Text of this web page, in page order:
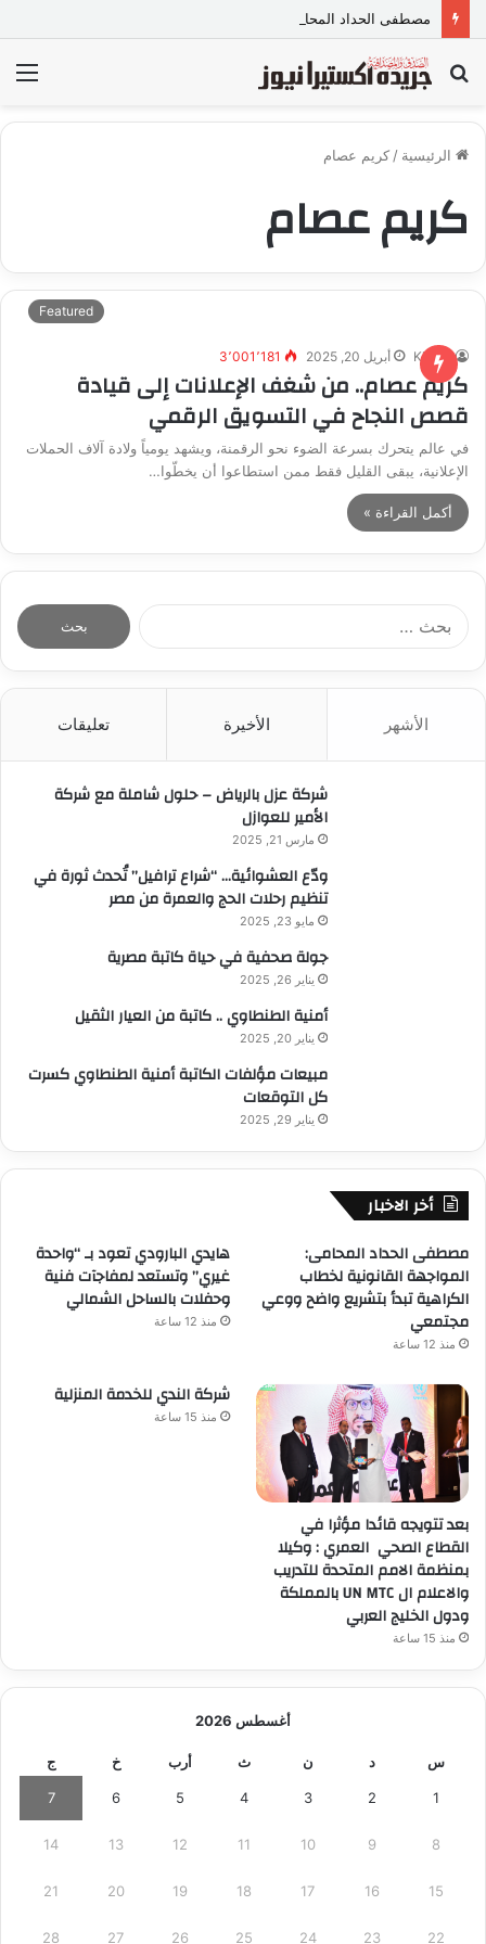
بحث
الرئيسية / كريم عصام
كريم عصام
Featured
Khairy أبريل 20, 2025 3٬001٬181
كريم عصام.. من شغف الإعلانات إلى قيادة
قصص النجاح في التسويق الرقمي
في عالم يتحرك بسرعة الضوء نحو الرقمنة، ويشهد يومياً ولادة آلاف الحملات
الإعلانية، يبقى القليل فقط ممن استطاعوا أن يخطّوا…
أكمل القراءة »
الأشهر الأخيرة تعليقات
شركة عزل بالرياض – حلول شاملة مع شركة
الأمير للعوازل
مارس 21, 2025
ودّع العشوائية… “شراع ترافيل” تُحدث ثورة في
تنظيم رحلات الحج والعمرة من مصر
مايو 23, 2025
جولة صحفية في حياة كاتبة مصرية
يناير 26, 2025
أمنية الطنطاوي .. كاتبة من العيار الثقيل
يناير 20, 2025
مبيعات مؤلفات الكاتبة أمنية الطنطاوي كسرت
كل التوقعات
يناير 29, 2025
أخر الاخبار
مصطفى الحداد المحامى:
المواجهة القانونية لخطاب
الكراهية تبدأ بتشريع واضح ووعي
مجتمعي
منذ 12 ساعة
هايدي البارودي تعود بـ “واحدة
غيري” وتستعد لمفاجآت فنية
وحفلات بالساحل الشمالي
منذ 12 ساعة
بعد تتويجه قائدا مؤثرا في
القطاع الصحي العمري : وكيلا
بمنظمة الامم المتحدة للتدريب
والاعلام ال UN MTC بالمملكة
ودول الخليج العربي
منذ 15 ساعة
شركة الندي للخدمة المنزلية
منذ 15 ساعة
أغسطس 2026
س د ن ث أرب خ ج
1
2
3
4
5
6
7
8
9
10
11
12
13
14
15
16
17
18
19
20
21
22
23
24
25
26
27
28